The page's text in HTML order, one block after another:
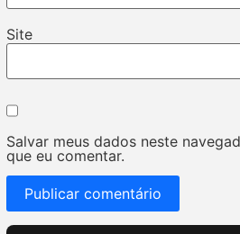
Site
Salvar meus dados neste
que eu comentar.